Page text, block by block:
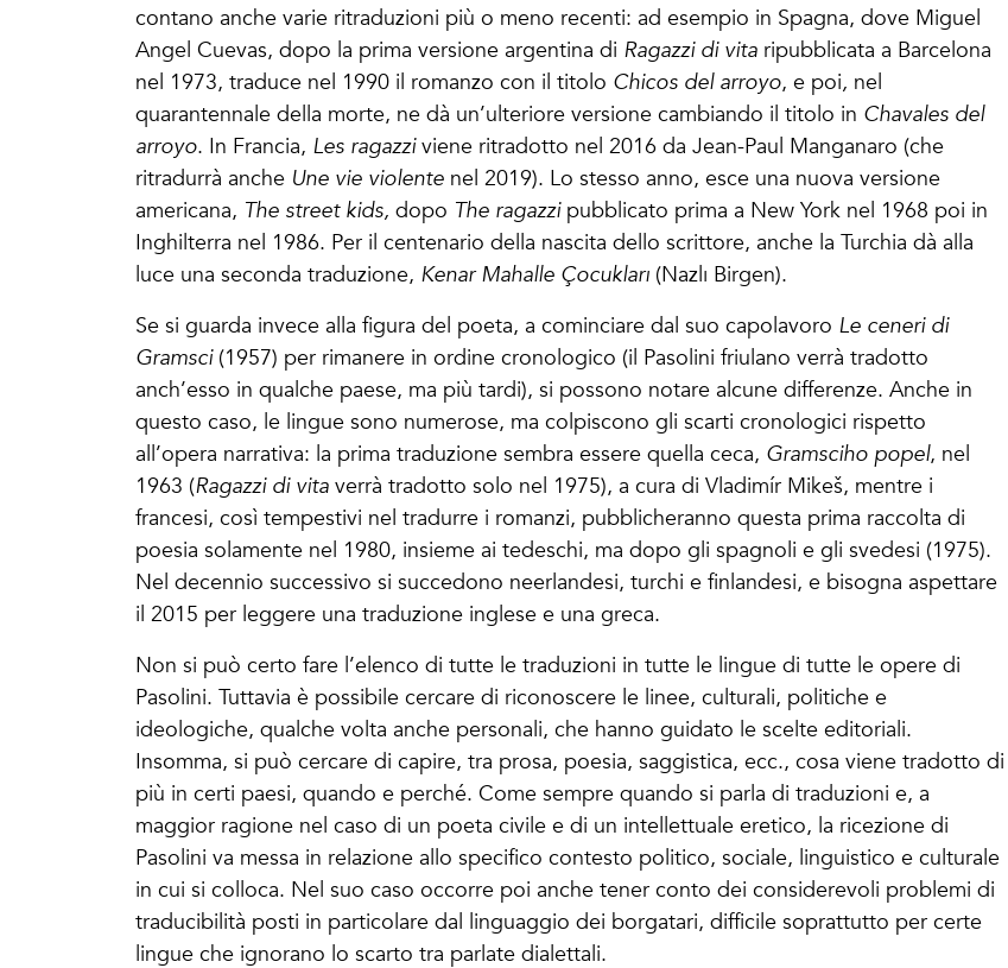
contano anche varie ritraduzioni più o meno recenti: ad esempio in Spagna, dove Miguel
Angel Cuevas, dopo la prima versione argentina di Ragazzi di vita ripubblicata a Barcelona
nel 1973, traduce nel 1990 il romanzo con il titolo Chicos del arroyo, e poi, nel
quarantennale della morte, ne dà un’ulteriore versione cambiando il titolo in Chavales del
arroyo. In Francia, Les ragazziviene ritradotto nel 2016 da Jean-Paul Manganaro (che
ritradurrà anche Une vie violente nel 2019). Lo stesso anno, esce una nuova versione
americana, The street kids, dopo The ragazzipubblicato prima a New York nel 1968 poi in
Inghilterra nel 1986. Per il centenario della nascita dello scrittore, anche la Turchia dà alla
luce una seconda traduzione, Kenar Mahalle Çocukları (Nazlı Birgen).
Se si guarda invece alla figura del poeta, a cominciare dal suo capolavoro Le ceneri di
Gramsci(1957) per rimanere in ordine cronologico (il Pasolini friulano verrà tradotto
anch’esso in qualche paese, ma più tardi), si possono notare alcune differenze. Anche in
questo caso, le lingue sono numerose, ma colpiscono gli scarti cronologici rispetto
all’opera narrativa: la prima traduzione sembra essere quella ceca, Gramsciho popel, nel
1963 (Ragazzi di vita verrà tradotto solo nel 1975), a cura di Vladimír Mikeš, mentre i
francesi, così tempestivi nel tradurre i romanzi, pubblicheranno questa prima raccolta di
poesia solamente nel 1980, insieme ai tedeschi, ma dopo gli spagnoli e gli svedesi (1975).
Nel decennio successivo si succedono neerlandesi, turchi e finlandesi, e bisogna aspettare
il 2015 per leggere una traduzione inglese e una greca.
Non si può certo fare l’elenco di tutte le traduzioni in tutte le lingue di tutte le opere di
Pasolini. Tuttavia è possibile cercare di riconoscere le linee, culturali, politiche e
ideologiche, qualche volta anche personali, che hanno guidato le scelte editoriali.
Insomma, si può cercare di capire, tra prosa, poesia, saggistica, ecc., cosa viene tradotto di
più in certi paesi, quando e perché. Come sempre quando si parla di traduzioni e, a
maggior ragione nel caso di un poeta civile e di un intellettuale eretico, la ricezione di
Pasolini va messa in relazione allo specifico contesto politico, sociale, linguistico e culturale
in cui si colloca. Nel suo caso occorre poi anche tener conto dei considerevoli problemi di
traducibilità posti in particolare dal linguaggio dei borgatari, difficile soprattutto per certe
lingue che ignorano lo scarto tra parlate dialettali.